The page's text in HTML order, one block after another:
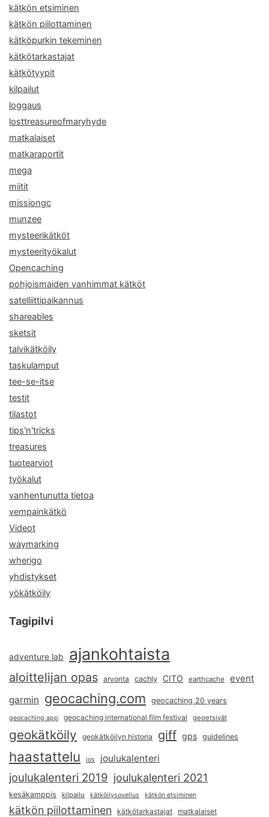
kätkön etsiminen
kätkön piilottaminen
kätköpurkin tekeminen
kätkötarkastajat
kätkötyypit
kilpailut
loggaus
losttreasureofmaryhyde
matkalaiset
matkaraportit
mega
miitit
missiongc
munzee
mysteerikätköt
mysteerityökalut
Opencaching
pohjoismaiden vanhimmat kätköt
satelliittipaikannus
shareables
sketsit
talvikätköily
taskulamput
tee-se-itse
testit
tilastot
tips'n'tricks
treasures
tuotearviot
työkalut
vanhentunutta tietoa
vempainkätkö
Videot
waymarking
wherigo
yhdistykset
yökätköily
Tagipilvi
adventure lab ajankohtaista
aloittelijan opas arvonta cachly CITO earthcache event
garmin geocaching.com geocaching 20 years
geocaching app geocaching international film festival geoetsivät
geokätköily geokätköilyn historia giff gps guidelines
haastattelu ios joulukalenteri
joulukalenteri 2019 joulukalenteri 2021
kesäkamppis kilpailu kätköilysovellus kätkön etsiminen
kätkön piilottaminen kätkötarkastajat matkalaiset